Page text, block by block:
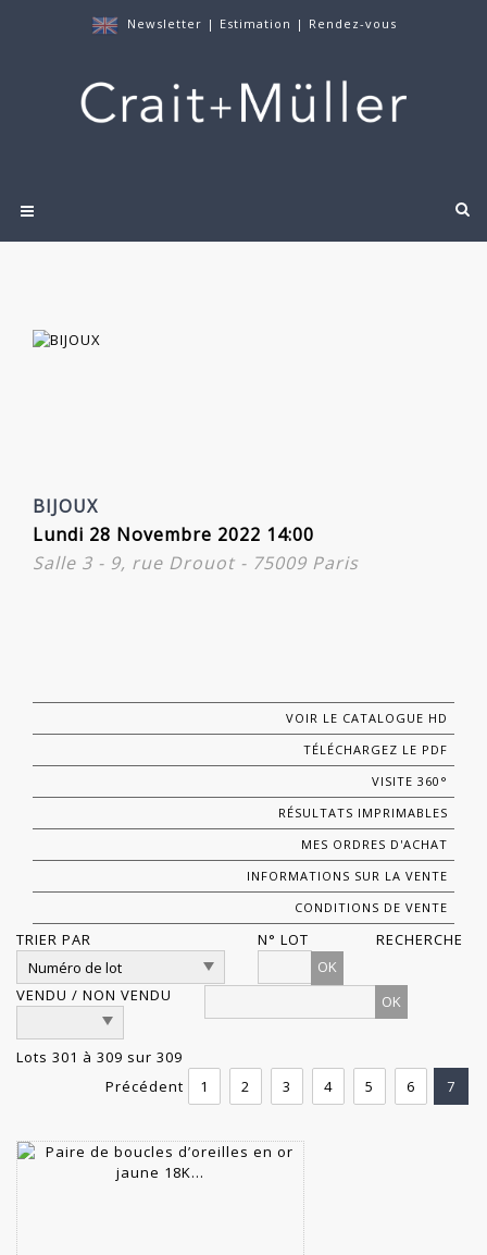
Newsletter | Estimation | Rendez-vous
BIJOUX
Lundi 28 Novembre 2022 14:00
Salle 3 - 9, rue Drouot - 75009 Paris
VOIR LE CATALOGUE HD
TÉLÉCHARGEZ LE PDF
VISITE 360°
RÉSULTATS IMPRIMABLES
MES ORDRES D'ACHAT
INFORMATIONS SUR LA VENTE
CONDITIONS DE VENTE
TRIER PAR
N° LOT
OK
VENDU / NON VENDU
RECHERCHE
Lots 301 à 309 sur 309
Précédent
1 2 3 4 5 6 7